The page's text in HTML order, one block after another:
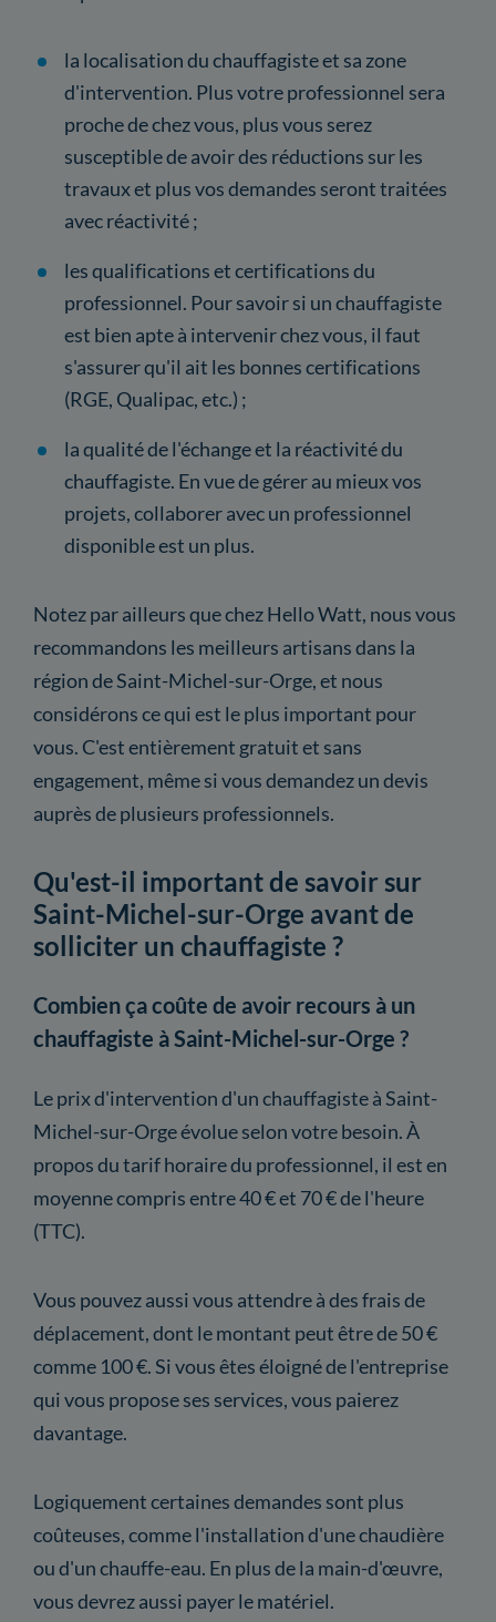
la localisation du chauffagiste et sa zone
d'intervention. Plus votre professionnel sera
proche de chez vous, plus vous serez
susceptible de avoir des réductions sur les
travaux et plus vos demandes seront traitées
avec réactivité ;
les qualifications et certifications du
professionnel. Pour savoir si un chauffagiste
est bien apte à intervenir chez vous, il faut
s'assurer qu'il ait les bonnes certifications
(RGE, Qualipac, etc.) ;
la qualité de l'échange et la réactivité du
chauffagiste. En vue de gérer au mieux vos
projets, collaborer avec un professionnel
disponible est un plus.
Notez par ailleurs que chez Hello Watt, nous vous
recommandons les meilleurs artisans dans la
région de Saint-Michel-sur-Orge, et nous
considérons ce qui est le plus important pour
vous. C'est entièrement gratuit et sans
engagement, même si vous demandez un devis
auprès de plusieurs professionnels.
Qu'est-il important de savoir sur
Saint-Michel-sur-Orge avant de
solliciter un chauffagiste ?
Combien ça coûte de avoir recours à un
chauffagiste à Saint-Michel-sur-Orge ?
Le prix d'intervention d'un chauffagiste à Saint-
Michel-sur-Orge évolue selon votre besoin. À
propos du tarif horaire du professionnel, il est en
moyenne compris entre 40 € et 70 € de l'heure
(TTC).
Vous pouvez aussi vous attendre à des frais de
déplacement, dont le montant peut être de 50 €
comme 100 €. Si vous êtes éloigné de l'entreprise
qui vous propose ses services, vous paierez
davantage.
Logiquement certaines demandes sont plus
coûteuses, comme l'installation d'une chaudière
ou d'un chauffe-eau. En plus de la main-d'œuvre,
vous devrez aussi payer le matériel.